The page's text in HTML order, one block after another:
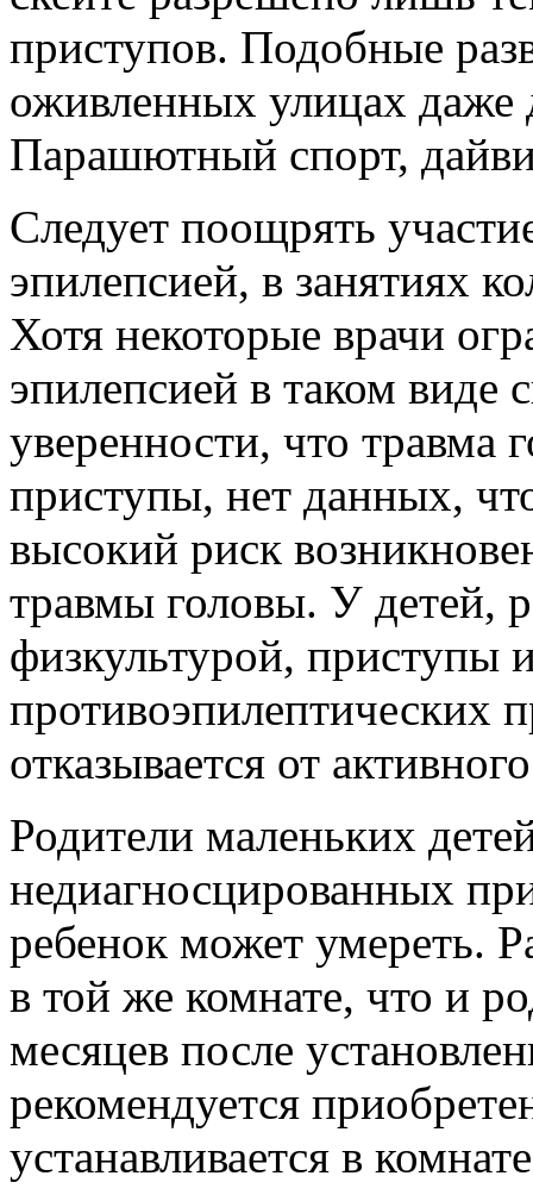
приступов. Подобные
оживленных улицах даже
Парашютный спорт,
Следует поощрять
эпилепсией, в занятиях
Хотя некоторые врачи
эпилепсией в таком виде
уверенности, что травма
приступы, нет данных,
высокий риск
травмы головы. У детей,
физкультурой, приступы
противоэпилептических
отказывается от
Родители маленьких
недиагносцированных
ребенок может умереть.
в той же комнате, что и
месяцев после
рекомендуется
устанавливается в